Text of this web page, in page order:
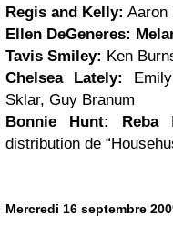
Regis and Kelly: Aaron
Ellen DeGeneres:
Tavis Smiley: Ken
Chelsea Lately:
Sklar, Guy Branum
Bonnie Hunt:
Reba
distribution de
Mercredi 16 septembre